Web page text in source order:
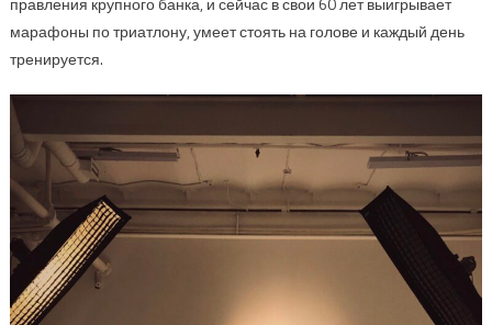
марафоны по триатлону, умеет стоять на голове и каждый день
тренируется.